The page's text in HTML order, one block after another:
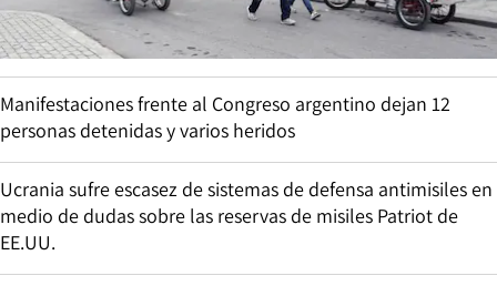
Manifestaciones frente al Congreso argentino dejan 12
personas detenidas y varios heridos
Ucrania sufre escasez de sistemas de defensa antimisiles en
medio de dudas sobre las reservas de misiles Patriot de
EE.UU.